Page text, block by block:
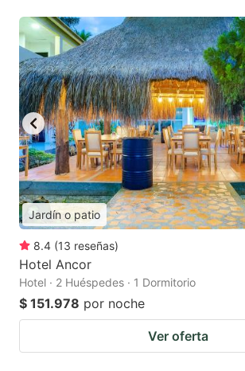
Jardín o patio
8.4 (13 reseñas)
Hotel Ancor
Hotel · 2 Huéspedes · 1 Dormitorio
$ 151.978 por noche
Ver oferta